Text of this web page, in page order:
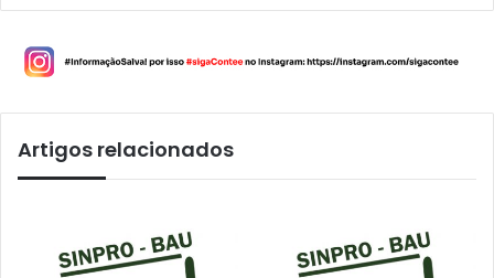
Artigos relacionados